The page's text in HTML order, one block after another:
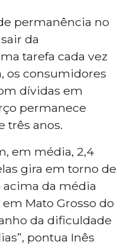
permanência no
da
tarefa cada vez
os consumidores
dívidas em
permanece
três anos.
em média, 2,4
gira em torno de
acima da média
Mato Grosso do
da dificuldade
pontua Inês